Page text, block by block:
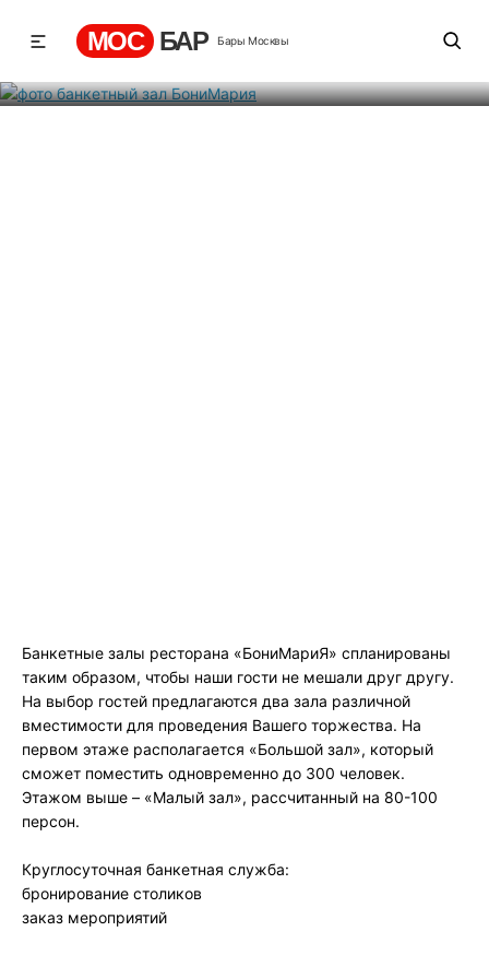
МОС БАР Бары Москвы
Банкетные залы ресторана «БониМариЯ» спланированы
таким образом, чтобы наши гости не мешали друг другу.
На выбор гостей предлагаются два зала различной
вместимости для проведения Вашего торжества. На
первом этаже располагается «Большой зал», который
сможет поместить одновременно до 300 человек.
Этажом выше – «Малый зал», рассчитанный на 80-100
персон.
Круглосуточная банкетная служба:
бронирование столиков
заказ мероприятий